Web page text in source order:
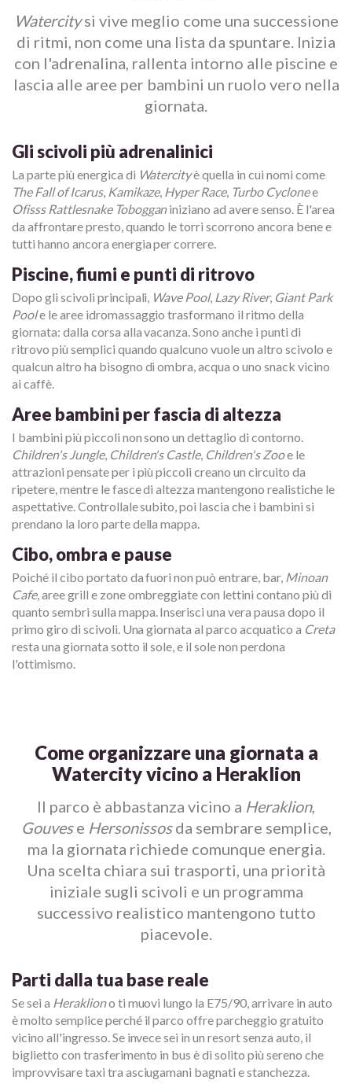
Watercitysi vive meglio come una successione
di ritmi, non come una lista da spuntare. Inizia
con l'adrenalina, rallenta intorno alle piscine e
lascia alle aree per bambini un ruolo vero nella
giornata.
Gli scivoli più adrenalinici
La parte più energica di Watercityè quella in cui nomi come
The Fall of Icarus, Kamikaze, Hyper Race, Turbo Cyclonee
Ofisss Rattlesnake Tobogganiniziano ad avere senso. È l'area
da affrontare presto, quando le torri scorrono ancora bene e
tutti hanno ancora energia per correre.
Piscine, fiumi e punti di ritrovo
Dopo gli scivoli principali, Wave Pool, Lazy River, Giant Park
Poole le aree idromassaggio trasformano il ritmo della
giornata: dalla corsa alla vacanza. Sono anche i punti di
ritrovo più semplici quando qualcuno vuole un altro scivolo e
qualcun altro ha bisogno di ombra, acqua o uno snack vicino
ai caffè.
Aree bambini per fascia di altezza
I bambini più piccoli non sono un dettaglio di contorno.
Children's Jungle, Children's Castle, Children's Zooe le
attrazioni pensate per i più piccoli creano un circuito da
ripetere, mentre le fasce di altezza mantengono realistiche le
aspettative. Controllale subito, poi lascia che i bambini si
prendano la loro parte della mappa.
Cibo, ombra e pause
Poiché il cibo portato da fuori non può entrare, bar, Minoan
Cafe, aree grill e zone ombreggiate con lettini contano più di
quanto sembri sulla mappa. Inserisci una vera pausa dopo il
primo giro di scivoli. Una giornata al parco acquatico a Creta
resta una giornata sotto il sole, e il sole non perdona
l'ottimismo.
Come organizzare una giornata a
Watercity vicino a Heraklion
Il parco è abbastanza vicino a Heraklion,
Gouvese Hersonissosda sembrare semplice,
ma la giornata richiede comunque energia.
Una scelta chiara sui trasporti, una priorità
iniziale sugli scivoli e un programma
successivo realistico mantengono tutto
piacevole.
Parti dalla tua base reale
Se sei a Herakliono ti muovi lungo la E75/90, arrivare in auto
è molto semplice perché il parco offre parcheggio gratuito
vicino all'ingresso. Se invece sei in un resort senza auto, il
biglietto con trasferimento in bus è di solito più sereno che
improvvisare taxi tra asciugamani bagnati e stanchezza.